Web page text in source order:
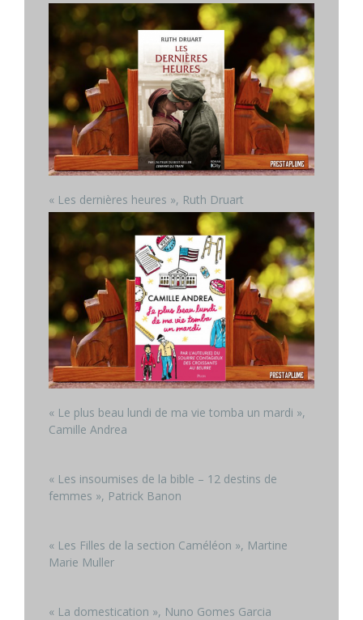
« Les dernières heures », Ruth Druart
« Le plus beau lundi de ma vie tomba un mardi »,
Camille Andrea
« Les insoumises de la bible – 12 destins de
femmes », Patrick Banon
« Les Filles de la section Caméléon », Martine
Marie Muller
« La domestication », Nuno Gomes Garcia